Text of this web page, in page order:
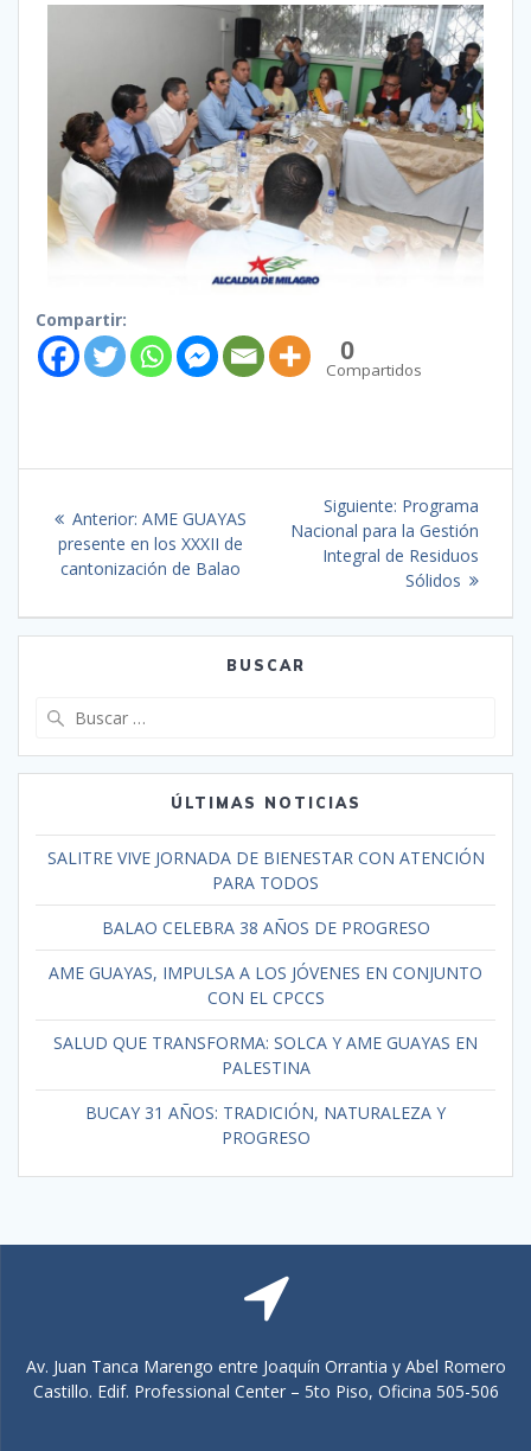
Compartir:
0
Compartidos
Anterior: AME GUAYAS
presente en los XXXII de
cantonización de Balao
Siguiente: Programa
Nacional para la Gestión
Integral de Residuos
Sólidos
BUSCAR
ÚLTIMAS NOTICIAS
SALITRE VIVE JORNADA DE BIENESTAR CON ATENCIÓN
PARA TODOS
BALAO CELEBRA 38 AÑOS DE PROGRESO
AME GUAYAS, IMPULSA A LOS JÓVENES EN CONJUNTO
CON EL CPCCS
SALUD QUE TRANSFORMA: SOLCA Y AME GUAYAS EN
PALESTINA
BUCAY 31 AÑOS: TRADICIÓN, NATURALEZA Y
PROGRESO
Av. Juan Tanca Marengo entre Joaquín Orrantia y Abel Romero
Castillo. Edif. Professional Center – 5to Piso, Oficina 505-506